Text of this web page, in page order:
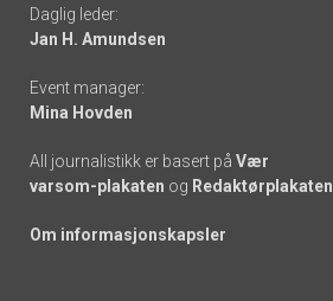
links
Daglig leder:
Jan H. Amundsen
Event manager:
Mina Hovden
All journalistikk er basert på Vær
varsom-plakaten og Redaktørplakaten
Om informasjonskapsler